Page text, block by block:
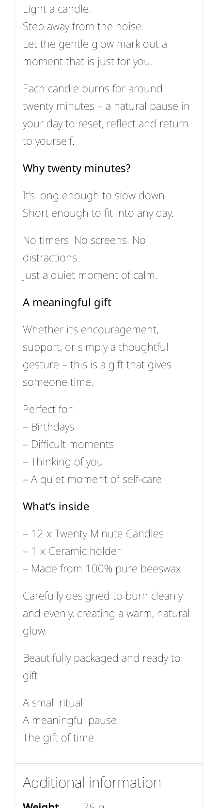
Light a candle.
Step away from the noise.
Let the gentle glow mark out a
moment that is just for you.
Each candle burns for around
twenty minutes – a natural pause in
your day to reset, reflect and return
to yourself.
Why twenty minutes?
It’s long enough to slow down.
Short enough to fit into any day.
No timers. No screens. No
distractions.
Just a quiet moment of calm.
A meaningful gift
Whether it’s encouragement,
support, or simply a thoughtful
gesture – this is a gift that gives
someone time.
Perfect for:
– Birthdays
– Difficult moments
– Thinking of you
– A quiet moment of self-care
What’s inside
– 12 x Twenty Minute Candles
– 1 x Ceramic holder
– Made from 100% pure beeswax
Carefully designed to burn cleanly
and evenly, creating a warm, natural
glow.
Beautifully packaged and ready to
gift.
A small ritual.
A meaningful pause.
The gift of time.
Additional information